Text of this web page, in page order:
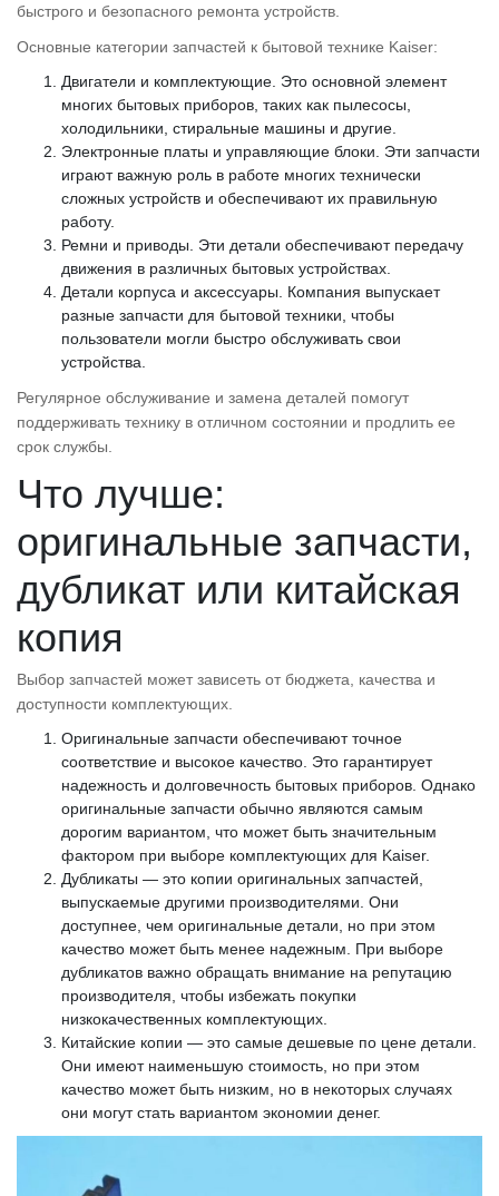
быстрого и безопасного ремонта устройств.
Основные категории запчастей к бытовой технике Kaiser:
Двигатели и комплектующие. Это основной элемент
многих бытовых приборов, таких как пылесосы,
холодильники, стиральные машины и другие.
Электронные платы и управляющие блоки. Эти запчасти
играют важную роль в работе многих технически
сложных устройств и обеспечивают их правильную
работу.
Ремни и приводы. Эти детали обеспечивают передачу
движения в различных бытовых устройствах.
Детали корпуса и аксессуары. Компания выпускает
разные запчасти для бытовой техники, чтобы
пользователи могли быстро обслуживать свои
устройства.
Регулярное обслуживание и замена деталей помогут
поддерживать технику в отличном состоянии и продлить ее
срок службы.
Что лучше:
оригинальные запчасти,
дубликат или китайская
копия
Выбор запчастей может зависеть от бюджета, качества и
доступности комплектующих.
Оригинальные запчасти обеспечивают точное
соответствие и высокое качество. Это гарантирует
надежность и долговечность бытовых приборов. Однако
оригинальные запчасти обычно являются самым
дорогим вариантом, что может быть значительным
фактором при выборе комплектующих для Kaiser.
Дубликаты — это копии оригинальных запчастей,
выпускаемые другими производителями. Они
доступнее, чем оригинальные детали, но при этом
качество может быть менее надежным. При выборе
дубликатов важно обращать внимание на репутацию
производителя, чтобы избежать покупки
низкокачественных комплектующих.
Китайские копии — это самые дешевые по цене детали.
Они имеют наименьшую стоимость, но при этом
качество может быть низким, но в некоторых случаях
они могут стать вариантом экономии денег.